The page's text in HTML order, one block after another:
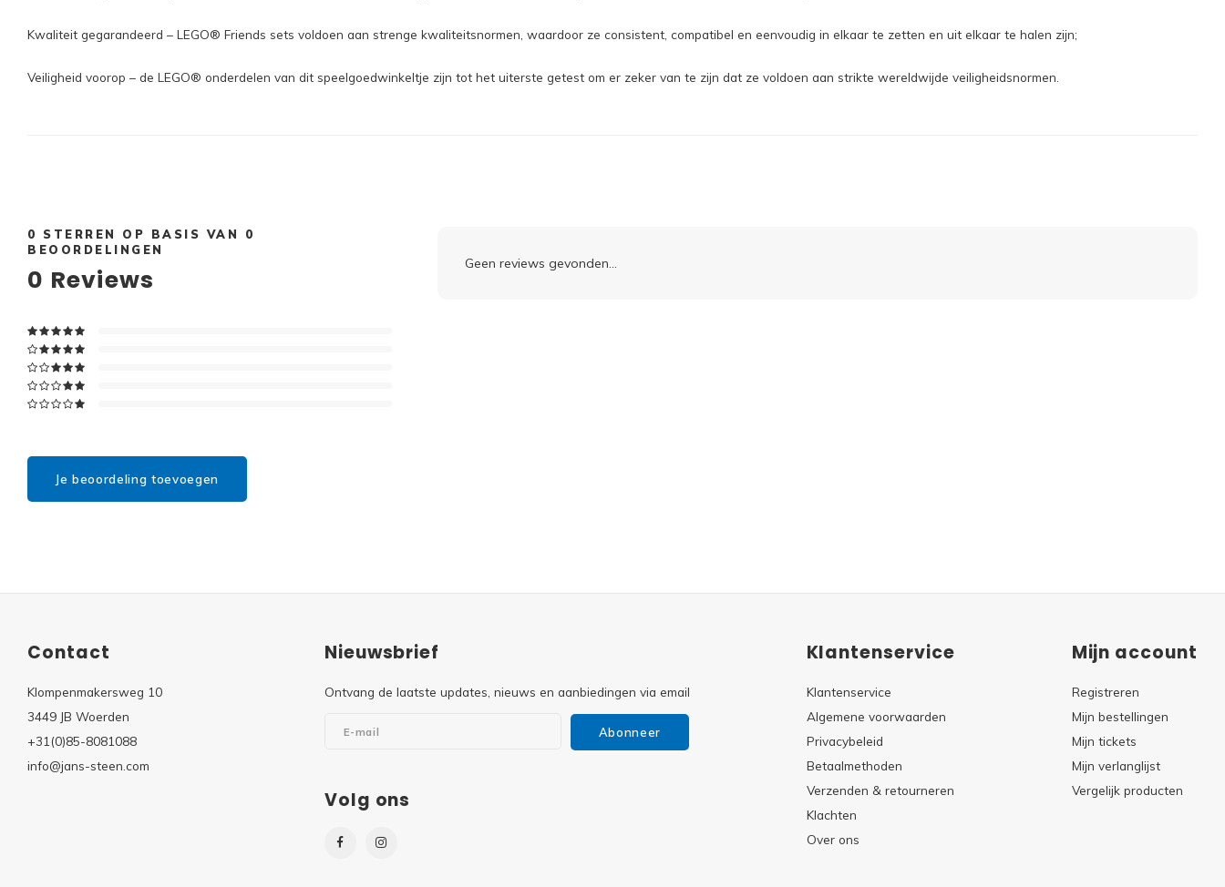
Kwaliteit gegarandeerd – LEGO® Friends sets voldoen aan strenge kwaliteitsnormen, waardoor ze consistent, compatibel en eenvoudig in elkaar te zetten en uit elkaar te halen zijn;
Veiligheid voorop – de LEGO® onderdelen van dit speelgoedwinkeltje zijn tot het uiterste getest om er zeker van te zijn dat ze voldoen aan strikte wereldwijde veiligheidsnormen.
0 STERREN OP BASIS VAN 0
BEOORDELINGEN
0 Reviews
Je beoordeling toevoegen
Geen reviews gevonden...
Contact
Klompenmakersweg 10
3449 JB Woerden
+31(0)85-8081088
info@jans-steen.com
Nieuwsbrief
Ontvang de laatste updates, nieuws en aanbiedingen via email
Abonneer
Volg ons
Klantenservice
Klantenservice
Algemene voorwaarden
Privacybeleid
Betaalmethoden
Verzenden & retourneren
Klachten
Over ons
Mijn account
Registreren
Mijn bestellingen
Mijn tickets
Mijn verlanglijst
Vergelijk producten